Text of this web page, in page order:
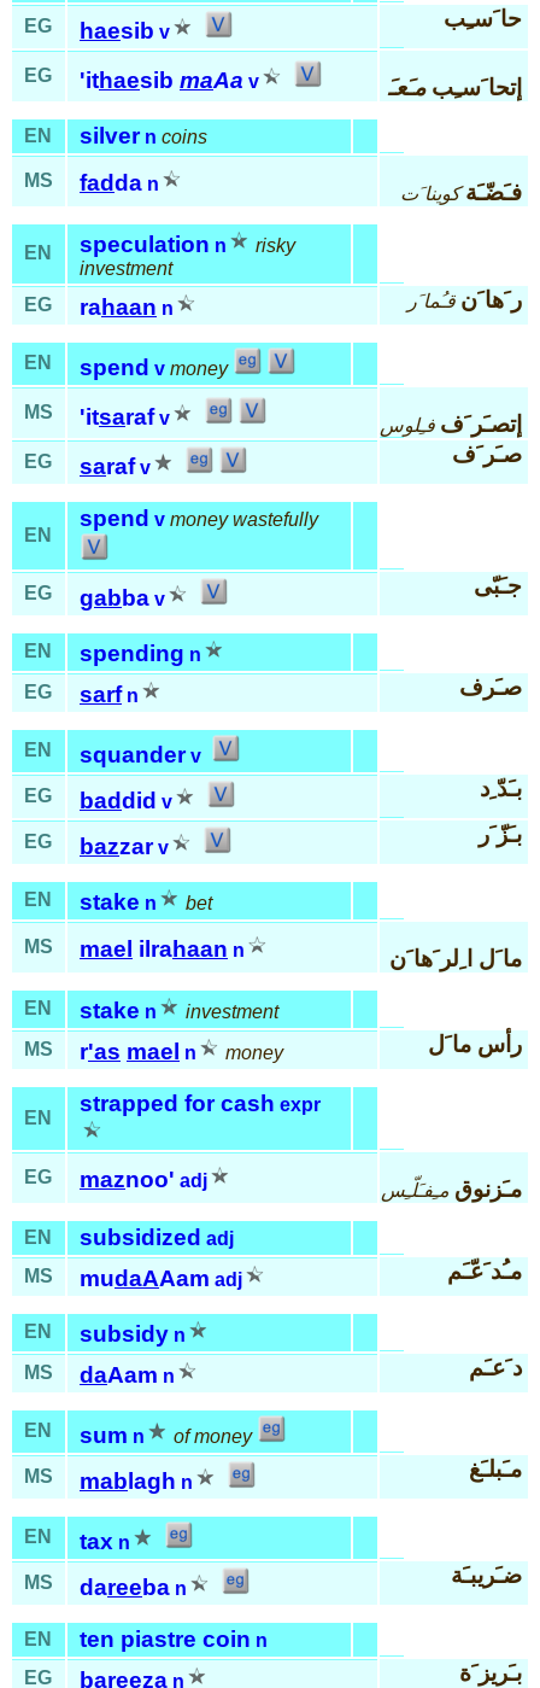
EG
haesib v
حا َسـِب
EG 'ithaesib maAa v إتحا َسـِبمـَعـَ
EN silver n coins
MS fadda n فـَضّـَة كوينا َت
EN speculation n
risky
investment
EG
rahaan n ر َها َن قـُما َر
EN spend v money
MS 'itsaraf v إتصـَر َف فـِلوس
EG
saraf v
صـَر َف
EN
spend v money wastefully
EG gabba v
جـَبّى
EN spending n
EG
sarf n صـَرف
EN squander v
EG
baddid v
بـَدّ ِد
EG bazzar v
بـَزّ َر
EN stake n bet
MS mael ilrahaan n ما َل ا ِلر َها َن
EN stake n
investment
MS
r'as mael n money رأس ما َل
EN
strapped for cash expr
EG maznoo' adj مـَزنوق مـِفـَلّـِس
EN subsidized adj
MS
mudaAAam adj مـُد َعّـَم
EN subsidy n
MS
daAam n د َعـَم
EN sum n
of money
MS
mab lagh n
مـَبلـَغ
EN tax n
MS
dareeba n
ضـَريبـَة
EN ten piastre coin n
EG
bareeza n بـَريز َة